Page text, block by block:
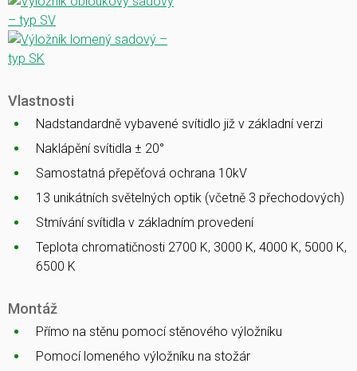
Vlastnosti
Nadstandardně vybavené svítidlo již v základní verzi
Naklápění svítidla ± 20°
Samostatná přepěťová ochrana 10kV
13 unikátních světelných optik (včetně 3 přechodových)
Stmívání svítidla v základním provedení
Teplota chromatičnosti 2700 K, 3000 K, 4000 K, 5000 K,
6500 K
Montáž
Přímo na stěnu pomocí stěnového výložníku
Pomocí lomeného výložníku na stožár